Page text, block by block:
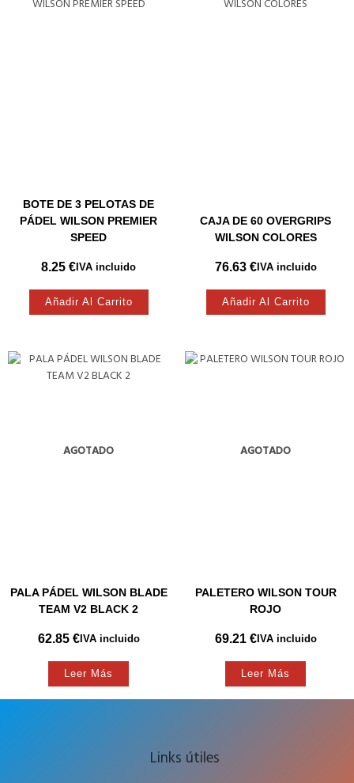
BOTE DE 3 PELOTAS DE
PÁDEL WILSON PREMIER
SPEED
8.25 €IVA incluido
Añadir Al Carrito
CAJA DE 60 OVERGRIPS
WILSON COLORES
76.63 €IVA incluido
Añadir Al Carrito
AGOTADO
PALA PÁDEL WILSON BLADE
TEAM V2 BLACK 2
62.85 €IVA incluido
Leer Más
AGOTADO
PALETERO WILSON TOUR
ROJO
69.21 €IVA incluido
Leer Más
Links útiles